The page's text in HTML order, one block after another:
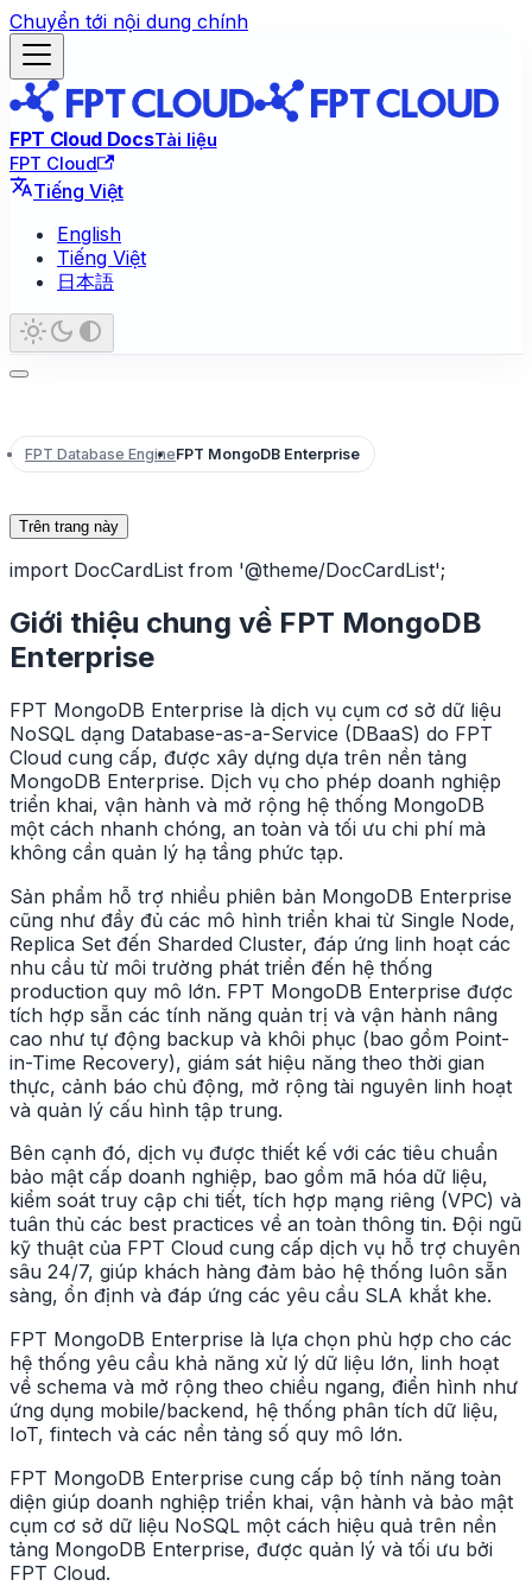
Chuyển tới nội dung chính
FPT Cloud DocsTài liệu
FPT Cloud
Tiếng Việt
English
Tiếng Việt
日本語
FPT Database EngineFPT MongoDB Enterprise
Trên trang này
import DocCardList from '@theme/DocCardList';
Giới thiệu chung về FPT MongoDB
Enterprise
FPT MongoDB Enterprise là dịch vụ cụm cơ sở dữ liệu
NoSQL dạng Database-as-a-Service (DBaaS) do FPT
Cloud cung cấp, được xây dựng dựa trên nền tảng
MongoDB Enterprise. Dịch vụ cho phép doanh nghiệp
triển khai, vận hành và mở rộng hệ thống MongoDB
một cách nhanh chóng, an toàn và tối ưu chi phí mà
không cần quản lý hạ tầng phức tạp.
Sản phẩm hỗ trợ nhiều phiên bản MongoDB Enterprise
cũng như đầy đủ các mô hình triển khai từ Single Node,
Replica Set đến Sharded Cluster, đáp ứng linh hoạt các
nhu cầu từ môi trường phát triển đến hệ thống
production quy mô lớn. FPT MongoDB Enterprise được
tích hợp sẵn các tính năng quản trị và vận hành nâng
cao như tự động backup và khôi phục (bao gồm Point-
in-Time Recovery), giám sát hiệu năng theo thời gian
thực, cảnh báo chủ động, mở rộng tài nguyên linh hoạt
và quản lý cấu hình tập trung.
Bên cạnh đó, dịch vụ được thiết kế với các tiêu chuẩn
bảo mật cấp doanh nghiệp, bao gồm mã hóa dữ liệu,
kiểm soát truy cập chi tiết, tích hợp mạng riêng (VPC) và
tuân thủ các best practices về an toàn thông tin. Đội ngũ
kỹ thuật của FPT Cloud cung cấp dịch vụ hỗ trợ chuyên
sâu 24/7, giúp khách hàng đảm bảo hệ thống luôn sẵn
sàng, ổn định và đáp ứng các yêu cầu SLA khắt khe.
FPT MongoDB Enterprise là lựa chọn phù hợp cho các
hệ thống yêu cầu khả năng xử lý dữ liệu lớn, linh hoạt
về schema và mở rộng theo chiều ngang, điển hình như
ứng dụng mobile/backend, hệ thống phân tích dữ liệu,
IoT, fintech và các nền tảng số quy mô lớn.
FPT MongoDB Enterprise cung cấp bộ tính năng toàn
diện giúp doanh nghiệp triển khai, vận hành và bảo mật
cụm cơ sở dữ liệu NoSQL một cách hiệu quả trên nền
tảng MongoDB Enterprise, được quản lý và tối ưu bởi
FPT Cloud.